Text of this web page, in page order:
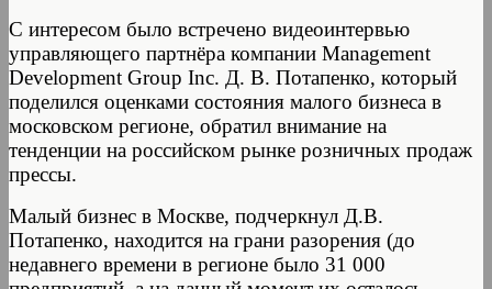
С интересом было встречено видеоинтервью
управляющего партнёра компании Management
Development Group Inc. Д. В. Потапенко, который
поделился оценками состояния малого бизнеса в
московском регионе, обратил внимание на
тенденции на российском рынке розничных продаж
прессы.
Малый бизнес в Москве, подчеркнул Д.В.
Потапенко, находится на грани разорения (до
недавнего времени в регионе было 31 000